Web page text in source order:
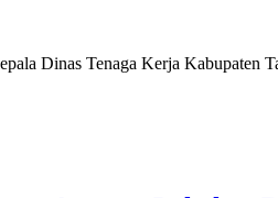
Dinas Tenaga Kerja Kabupaten